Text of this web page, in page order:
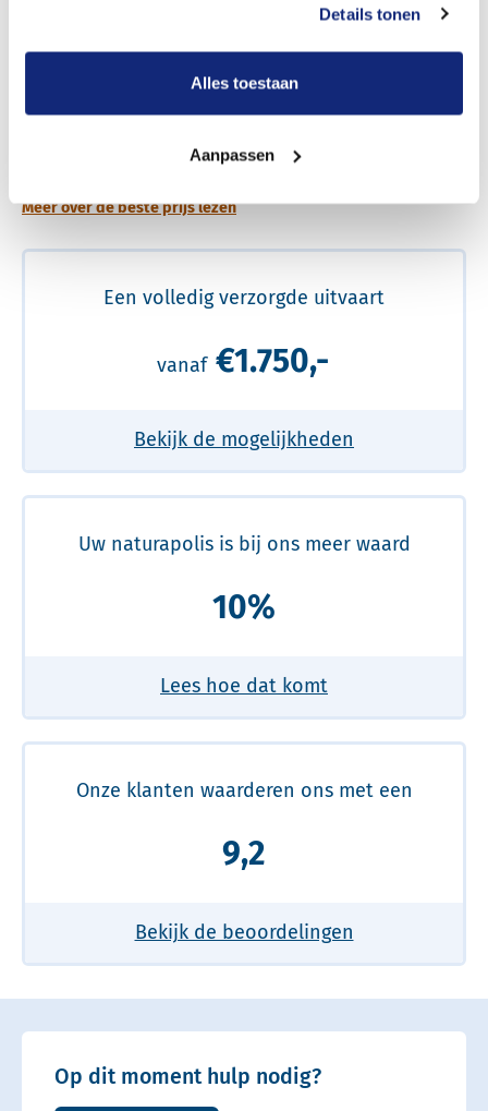
Details tonen
Alles toestaan
Aanpassen
Meer over de beste prijs lezen
Een volledig verzorgde uitvaart
vanaf €1.750,-
Bekijk de mogelijkheden
Uw naturapolis is bij ons meer waard
10%
Lees hoe dat komt
Onze klanten waarderen ons met een
9,2
Bekijk de beoordelingen
Op dit moment hulp nodig?